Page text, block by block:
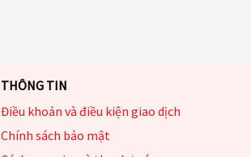
THÔNG TIN
Điều khoản và điều kiện giao dịch
Chính sách bảo mật